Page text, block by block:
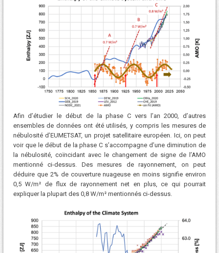
Afin d’étudier le début de la phase C vers l’an 2000, d’autres
ensembles de données ont été utilisés, y compris les mesures de
nébulosité d’EUMETSAT, un projet satellitaire européen. Ici, on peut
voir que le début de la phase C s’accompagne d’une diminution de
la nébulosité, coïncidant avec le changement de signe de l’AMO
mentionné ci-dessus. Des mesures de rayonnement, on peut
déduire que 2% de couverture nuageuse en moins signifie environ
0,5 W/m² de flux de rayonnement net en plus, ce qui pourrait
expliquer la plupart des 0,8 W/m² mentionnés ci-dessus.